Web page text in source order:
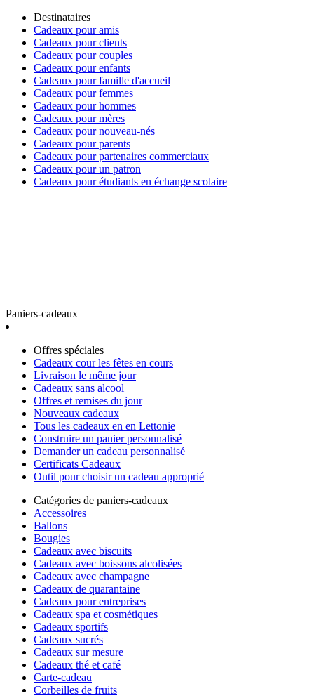
Destinataires
Cadeaux pour amis
Cadeaux pour clients
Cadeaux pour couples
Cadeaux pour enfants
Cadeaux pour famille d'accueil
Cadeaux pour femmes
Cadeaux pour hommes
Cadeaux pour mères
Cadeaux pour nouveau-nés
Cadeaux pour parents
Cadeaux pour partenaires commerciaux
Cadeaux pour un patron
Cadeaux pour étudiants en échange scolaire
Paniers-cadeaux
Offres spéciales
Cadeaux cour les fêtes en cours
Livraison le même jour
Cadeaux sans alcool
Offres et remises du jour
Nouveaux cadeaux
Tous les cadeaux en en Lettonie
Construire un panier personnalisé
Demander un cadeau personnalisé
Certificats Cadeaux
Outil pour choisir un cadeau approprié
Catégories de paniers-cadeaux
Accessoires
Ballons
Bougies
Cadeaux avec biscuits
Cadeaux avec boissons alcolisées
Cadeaux avec champagne
Cadeaux de quarantaine
Cadeaux pour entreprises
Cadeaux spa et cosmétiques
Cadeaux sportifs
Cadeaux sucrés
Cadeaux sur mesure
Cadeaux thé et café
Carte-cadeau
Corbeilles de fruits